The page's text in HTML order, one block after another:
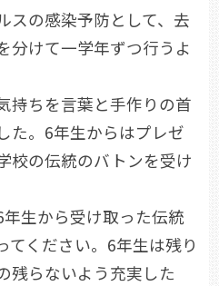
スの感染予防として、去
分けて一学年ずつ行うよ
持ちを言葉と手作りの首
た。6年生からはプレゼ
校の伝統のバトンを受け
生から受け取った伝統
てください。6年生は残り
残らないよう充実した